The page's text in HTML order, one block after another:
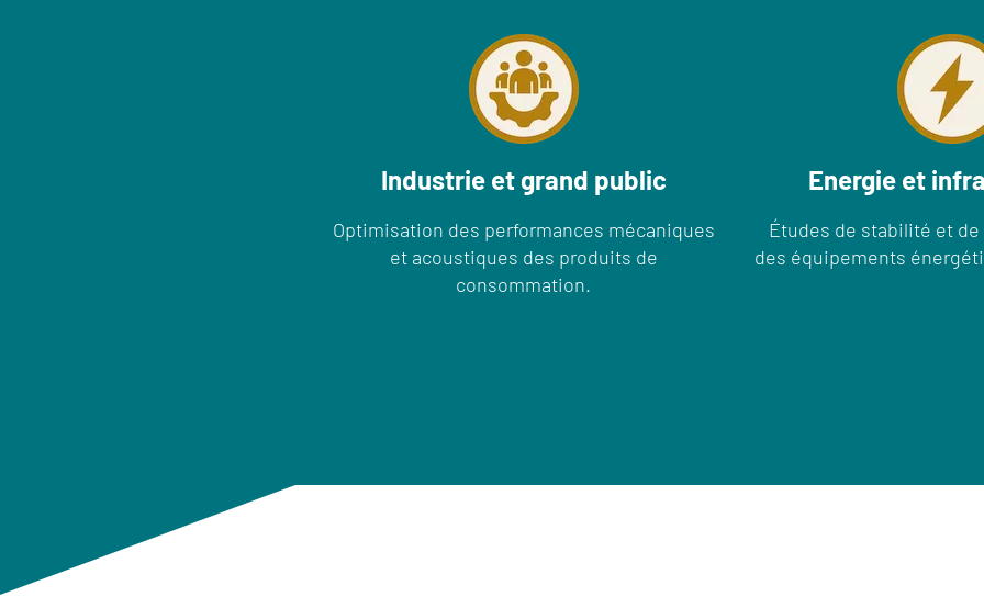
Industrie et grand public
Optimisation des performances mécaniques
et acoustiques des produits de
consommation.
Energie et
Études de stabilité et
des équipements